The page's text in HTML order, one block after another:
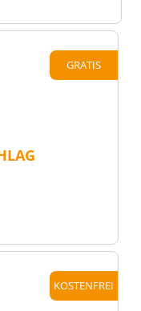
GRATIS
KOSTENFREI